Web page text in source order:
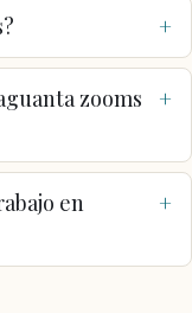
zooms
en